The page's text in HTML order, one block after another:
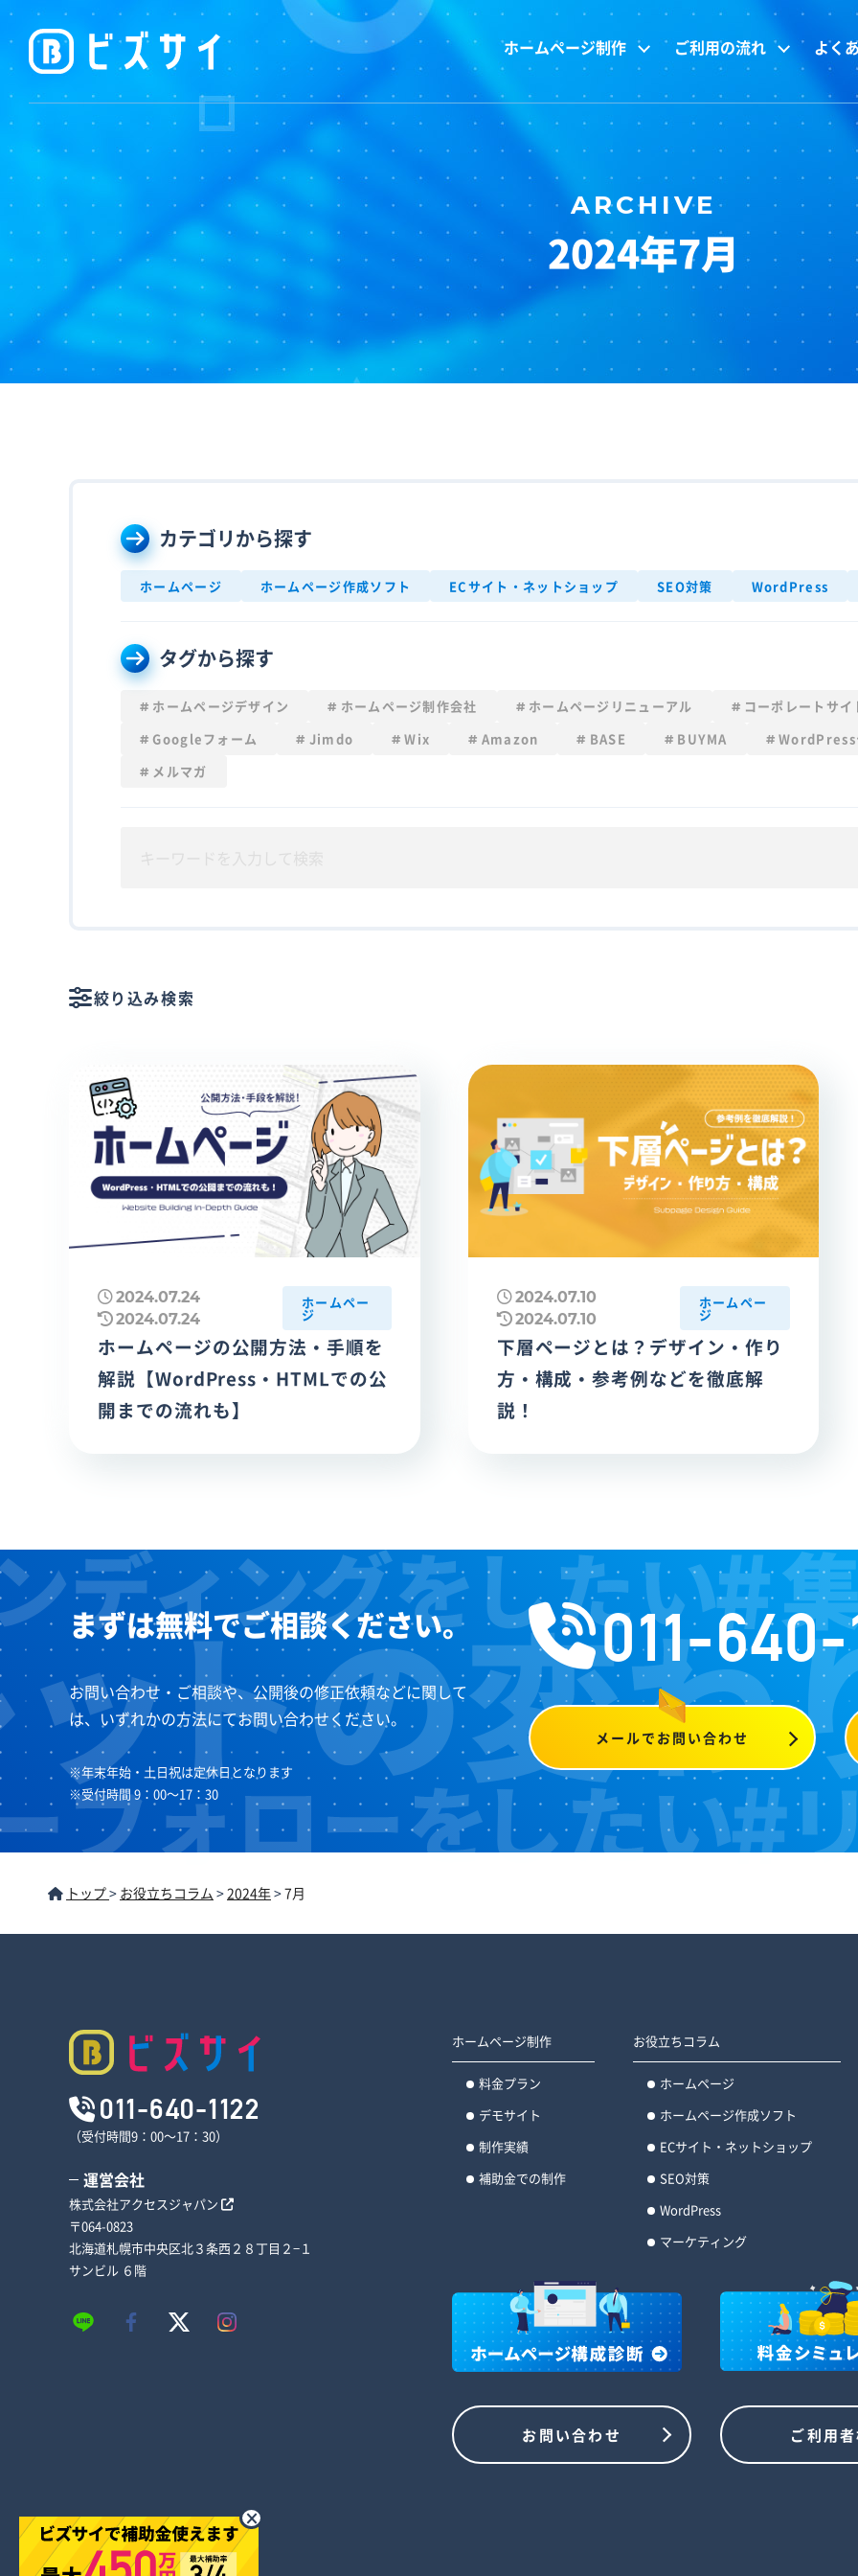
ホームページ制作 ご利用の流れ よく
2024年7月
カテゴリから探す
ホームページ ホームページ作成ソフト ECサイト・ネットショップ SEO対策 WordPress
タグから探す
ホームページデザイン ホームページ制作会社 ホームページリニューアル
コーポレートサイ
Googleフォーム
Jimdo Wix Amazon BASE BUYMA
WordPress
メルマガ
絞り込み検索
2024.07.24
2024.07.24
ホームペー
ジ
ホームページの公開方法・手順を
解説【WordPress・HTMLでの公
開までの流れも】
2024.07.10
2024.07.10
ホームペー
ジ
下層ページとは？デザイン・作り
方・構成・参考例などを徹底解
説！
まずは無料でご相談ください。
お問い合わせ・ご相談や、公開後の修正依頼などに関して
は、いずれかの方法にてお問い合わせください。
※年末年始・土日祝は定休日となります
※受付時間 9：00～17：30
011-640-
メールでお問い合わせ
×
トップ> お役立ちコラム >2024年>7月
011-640-1122
（受付時間9：00～17：30）
運営会社
株式会社アクセスジャパン
〒064-0823
北海道札幌市中央区北３条西２８丁目２−１
サンビル ６階
ホームページ制作
料金プラン
デモサイト
制作実績
補助金での制作
お役立ちコラム
ホームページ
ホームページ作成ソフト
ECサイト・ネットショップ
SEO対策
WordPress
マーケティング
お問い合わせ ご利用